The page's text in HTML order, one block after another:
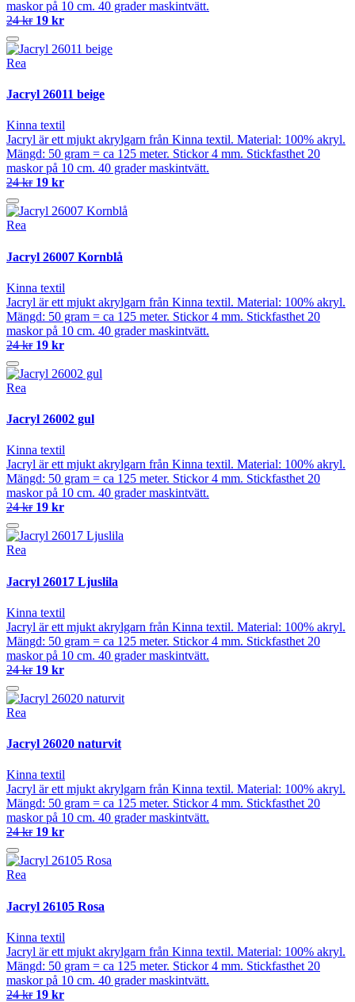
maskor på 10 cm. 40 grader maskintvätt.
24 kr 19 kr
Rea
Jacryl 26011 beige
Kinna textil
Jacryl är ett mjukt akrylgarn från Kinna textil. Material: 100% akryl.
Mängd: 50 gram = ca 125 meter. Stickor 4 mm. Stickfasthet 20
maskor på 10 cm. 40 grader maskintvätt.
24 kr 19 kr
Rea
Jacryl 26007 Kornblå
Kinna textil
Jacryl är ett mjukt akrylgarn från Kinna textil. Material: 100% akryl.
Mängd: 50 gram = ca 125 meter. Stickor 4 mm. Stickfasthet 20
maskor på 10 cm. 40 grader maskintvätt.
24 kr 19 kr
Rea
Jacryl 26002 gul
Kinna textil
Jacryl är ett mjukt akrylgarn från Kinna textil. Material: 100% akryl.
Mängd: 50 gram = ca 125 meter. Stickor 4 mm. Stickfasthet 20
maskor på 10 cm. 40 grader maskintvätt.
24 kr 19 kr
Rea
Jacryl 26017 Ljuslila
Kinna textil
Jacryl är ett mjukt akrylgarn från Kinna textil. Material: 100% akryl.
Mängd: 50 gram = ca 125 meter. Stickor 4 mm. Stickfasthet 20
maskor på 10 cm. 40 grader maskintvätt.
24 kr 19 kr
Rea
Jacryl 26020 naturvit
Kinna textil
Jacryl är ett mjukt akrylgarn från Kinna textil. Material: 100% akryl.
Mängd: 50 gram = ca 125 meter. Stickor 4 mm. Stickfasthet 20
maskor på 10 cm. 40 grader maskintvätt.
24 kr 19 kr
Rea
Jacryl 26105 Rosa
Kinna textil
Jacryl är ett mjukt akrylgarn från Kinna textil. Material: 100% akryl.
Mängd: 50 gram = ca 125 meter. Stickor 4 mm. Stickfasthet 20
maskor på 10 cm. 40 grader maskintvätt.
24 kr 19 kr